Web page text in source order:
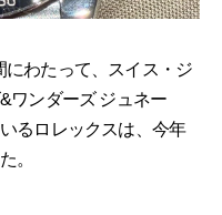
わたって、スイス・ジ
ワンダーズ ジュネー
るロレックスは、今年
。